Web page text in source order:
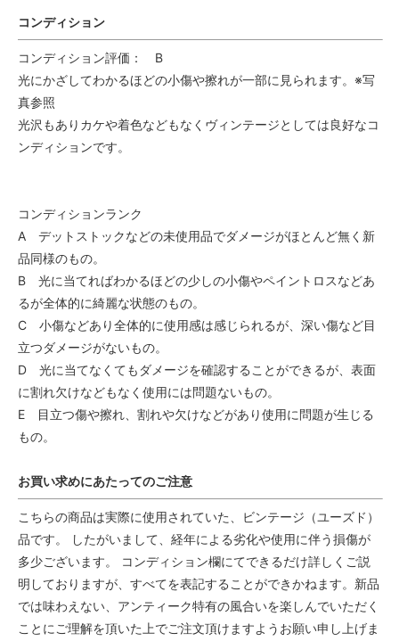
コンディション
コンディション評価： B
光にかざしてわかるほどの小傷や擦れが一部に見られます。※写
真参照
光沢もありカケや着色などもなくヴィンテージとしては良好なコ
ンディションです。
コンディションランク
A デットストックなどの未使用品でダメージがほとんど無く新
品同様のもの。
B 光に当てればわかるほどの少しの小傷やペイントロスなどあ
るが全体的に綺麗な状態のもの。
C 小傷などあり全体的に使用感は感じられるが、深い傷など目
立つダメージがないもの。
D 光に当てなくてもダメージを確認することができるが、表面
に割れ欠けなどもなく使用には問題ないもの。
E 目立つ傷や擦れ、割れや欠けなどがあり使用に問題が生じる
もの。
お買い求めにあたってのご注意
こちらの商品は実際に使用されていた、ビンテージ（ユーズド）
品です。 したがいまして、経年による劣化や使用に伴う損傷が
多少ございます。 コンディション欄にてできるだけ詳しくご説
明しておりますが、すべてを表記することができかねます。新品
では味わえない、アンティーク特有の風合いを楽しんでいただく
ことにご理解を頂いた上でご注文頂けますようお願い申し上げま